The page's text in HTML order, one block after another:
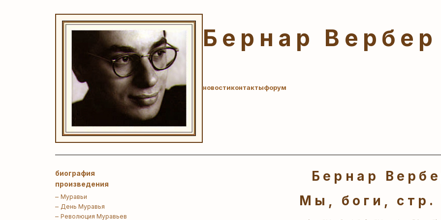
Бернар Вербер
новостиконтактыфорум
биография
произведения
Муравьи
День Муравья
Революция Муравьев
Бернар
Мы, боги, стр.